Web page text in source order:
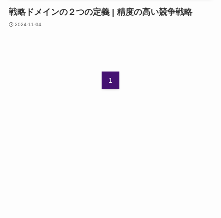
戦略ドメインの２つの定義 | 精度の高い競争戦略
2024-11-04
1